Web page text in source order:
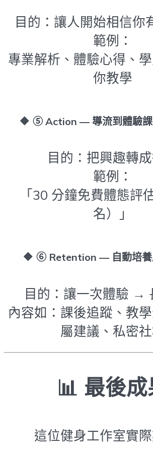
目的：讓人開始相信你
範例：
專業解析、體驗心得、
你教學
🔶 ⑤ Action — 導流到體驗課
目的：把興趣轉
範例：
「30 分鐘免費體態評
名）」
🔶 ⑥ Retention — 自動培養
目的：讓一次體驗 →
內容如：課後追蹤、教
屬建議、私密
📊 最後
這位健身工作室實際